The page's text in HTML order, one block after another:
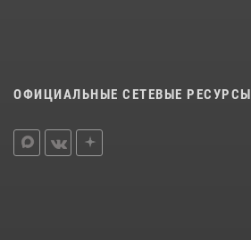
ОФИЦИАЛЬНЫЕ СЕТЕВЫЕ РЕСУРСЫ